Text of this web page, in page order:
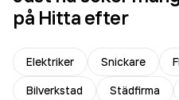
på Hitta efter
Elektriker Snickare
Bilverkstad
Städfirma